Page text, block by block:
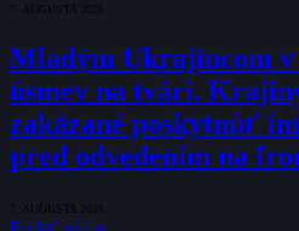
7. AUGUSTA 2026
Mladým Ukrajincom v
úsmev na tvári.
zakázané poskytnúť
pred odvedením na
7. AUGUSTA 2026